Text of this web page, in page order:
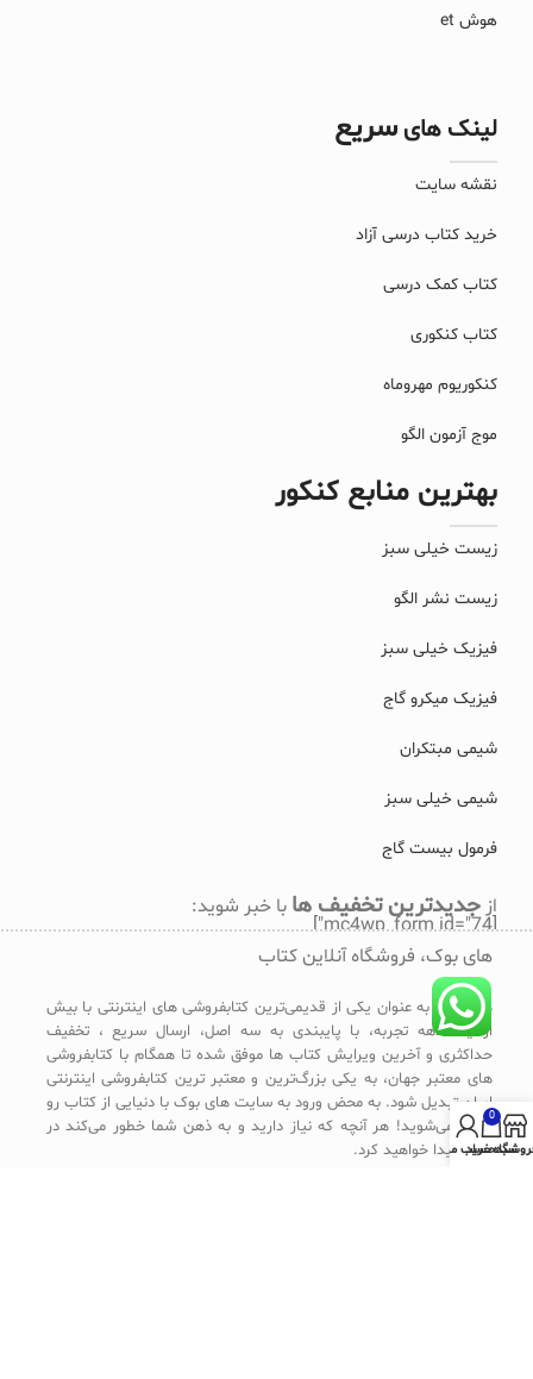
هوش et
لینک های سریع
نقشه سایت
خرید کتاب درسی آزاد
کتاب کمک درسی
کتاب کنکوری
کنکوریوم مهروماه
موج آزمون الگو
بهترین منابع کنکور
زیست خیلی سبز
زیست نشر الگو
فیزیک خیلی سبز
فیزیک میکرو گاج
شیمی مبتکران
شیمی خیلی سبز
فرمول بیست گاج
از جدیدترین تخفیف ها با خبر شوید:
[mc4wp_form id="74"]
های بوک، فروشگاه آنلاین کتاب
های بوک به عنوان یکی از قدیمی‌ترین کتابفروشی های اینترنتی با بیش
از یک دهه تجربه، با پایبندی به سه اصل، ارسال سریع ، تخفیف
حداکثری و آخرین ویرایش کتاب ها موفق شده تا همگام با کتابفروشی
های معتبر جهان، به یکی بزرگ‌ترین و معتبر ترین کتابفروشی اینترنتی
ایران تبدیل شود. به محض ورود به سایت های بوک با دنیایی از کتاب رو
به رو می‌شوید! هر آنچه که نیاز دارید و به ذهن شما خطور می‌کند در
اینجا پیدا خواهید کرد.
0
سبد خرید
حساب من